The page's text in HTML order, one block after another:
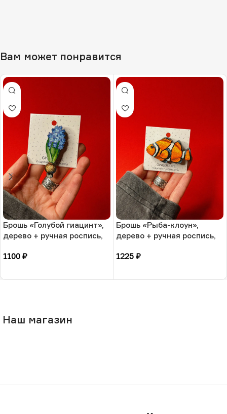
Вам может понравится
Брошь «Голубой гиацинт»,
дерево + ручная роспись,
1100 ₽
Брошь «Рыба-клоун»,
дерево + ручная роспись,
1225 ₽
Наш магазин